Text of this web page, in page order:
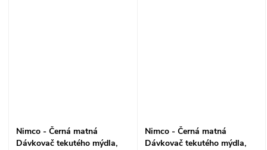
Nimco - Černá matná
Dávkovač tekutého mýdla,
Nimco - Černá matná
Dávkovač tekutého mýdla,